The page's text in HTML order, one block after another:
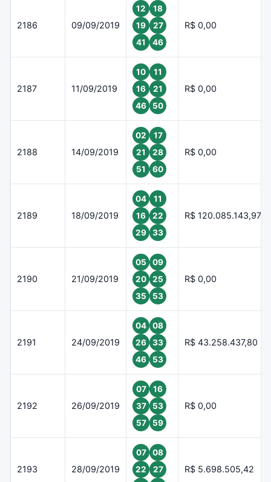
2186 09/09/2019
12
18
19
27
41
46
R$ 0,00
2187 11/09/2019
10
11
16
21
46
50
R$ 0,00
2188 14/09/2019
02
17
21
28
51
60
R$ 0,00
2189 18/09/2019
04
11
16
22
29
33
R$ 120.085.143,97
2190 21/09/2019
05
09
20
25
35
53
R$ 0,00
2191 24/09/2019
04
08
26
33
46
53
R$ 43.258.437,80
2192 26/09/2019
07
16
37
53
57
59
R$ 0,00
2193 28/09/2019
07
08
22
27
R$ 5.698.505,42